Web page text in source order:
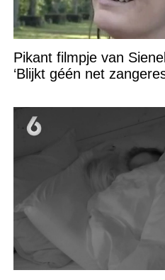
Pikant filmpje van
‘Blijkt géén net